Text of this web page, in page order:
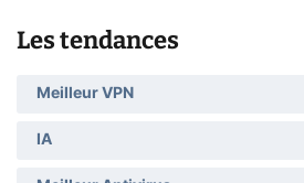
Les tendances
Meilleur VPN
IA